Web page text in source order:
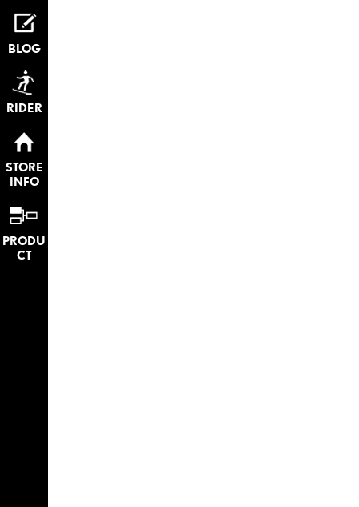
BLOG
RIDER
STORE
INFO
PRODU
CT